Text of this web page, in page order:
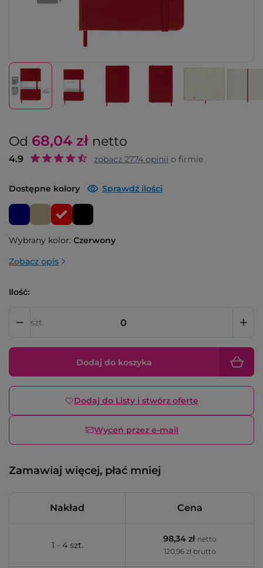
Od 68,04 zł netto
4.9 zobacz 2774 opinii o firmie
Dostępne kolory Sprawdź ilości
Wybrany kolor: Czerwony
Zobacz opis
Ilość:
szt.
Dodaj do koszyka
Dodaj do Listy i stwórz ofertę
Wyceń przez e-mail
Zamawiaj więcej, płać mniej
Nakład Cena
1 - 4 szt.
98,34 zł netto
120,96 zł brutto